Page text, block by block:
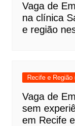
Vaga de
na clínica
e região
Recife e Região
Vaga de
sem
em Recife